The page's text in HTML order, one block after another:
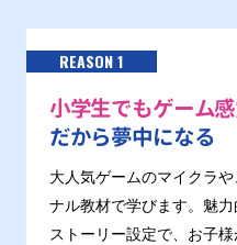
REASON 1
小学生でもゲーム
だから夢中になる
大人気ゲームのマイクラ
ナル教材で学びます。魅
ストーリー設定で、お子